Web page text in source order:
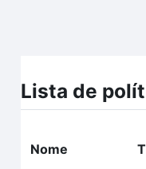
Lista de
Nome